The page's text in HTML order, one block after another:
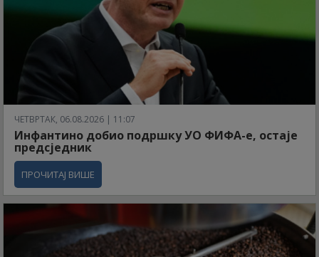
ЧЕТВРТАК, 06.08.2026 | 11:07
Инфантино добио подршку УО ФИФА-е, остаје
предсједник
ПРОЧИТАЈ ВИШЕ